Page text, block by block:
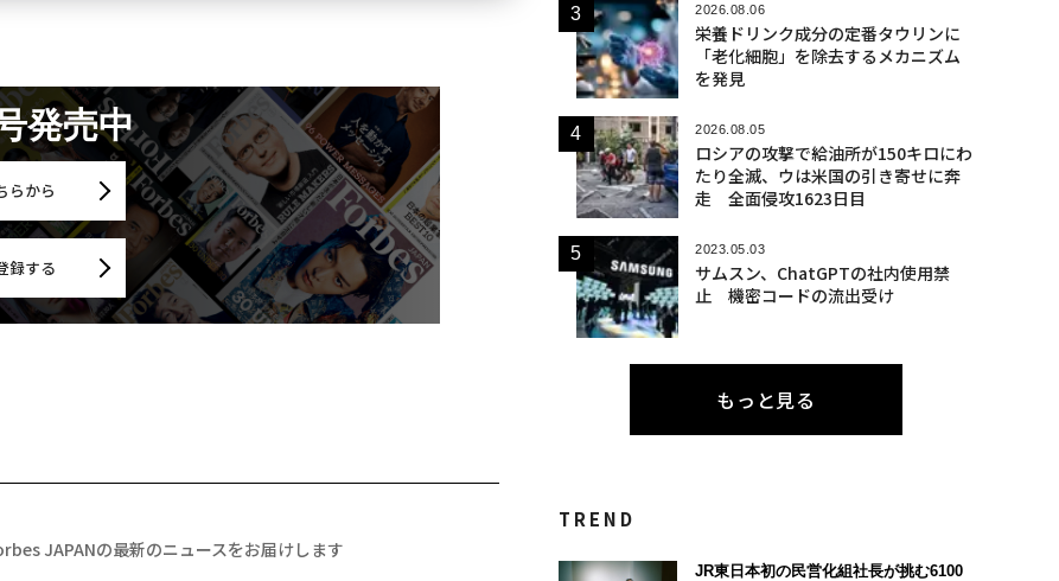
発売中
らから
録する
JAPANの最新のニュースをお届けします
2026.08.06
栄養ドリンク成分の定番タウリンに
「老化細胞」を除去するメカニズム
を発見
2026.08.05
ロシアの攻撃で給油所が150キロにわ
たり全滅、ウは米国の引き寄せに奔
走 全面侵攻1623日目
2023.05.03
サムスン、ChatGPTの社内使用禁
止 機密コードの流出受け
もっと見る
TREND
JR東日本初の民営化組社長が挑む6100